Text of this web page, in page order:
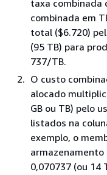
taxa combinada
combinada em
total ($6.720)
(95 TB) para
737/TB.
O custo
alocado
GB ou TB) pelo
listados na
exemplo, o
0,070737 (ou 14